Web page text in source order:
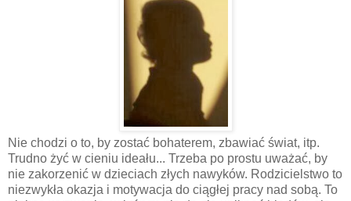
Nie chodzi o to, by zostać bohaterem, zbawiać świat, itp.
Trudno żyć w cieniu ideału... Trzeba po prostu uważać, by
nie zakorzenić w dzieciach złych nawyków. Rodzicielstwo to
niezwykła okazja i motywacja do ciągłej pracy nad sobą. To